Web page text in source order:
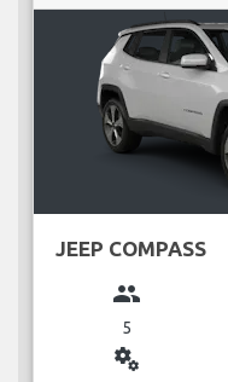
JEEP COMPASS
group
5
miscellaneous_services